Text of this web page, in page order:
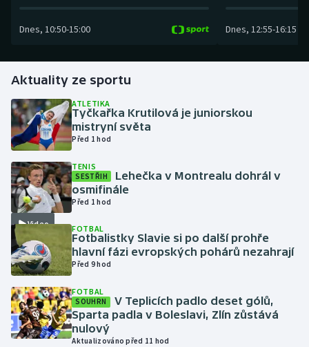
Futsal
Gymnastika
Házená
Jezdectví
Judo
Krasobruslení
Lezení
Lyže a snowboard
Moderní pětiboj
Dnes, 10:50-15:00 Dnes, 12:55-16:15
Aktuality ze sportu
ATLETIKA
Tyčkařka Krutilová je juniorskou
mistryní světa
Před 1 hod
Video
TENIS
SESTŘIH
Lehečka v Montrealu dohrál v
osmifinále
Před 1 hod
FOTBAL
Fotbalistky Slavie si po další prohře
hlavní fázi evropských pohárů nezahrají
Před 9 hod
FOTBAL
SOUHRN
V Teplicích padlo deset gólů,
Sparta padla v Boleslavi, Zlín zůstává
nulový
Aktualizováno před 11 hod